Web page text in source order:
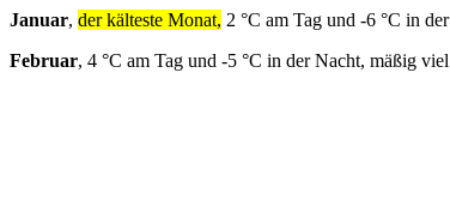
Januar, der kälteste Monat, 2 °C am Tag und -6 °C in
Februar, 4 °C am Tag und -5 °C in der Nacht, mäßig